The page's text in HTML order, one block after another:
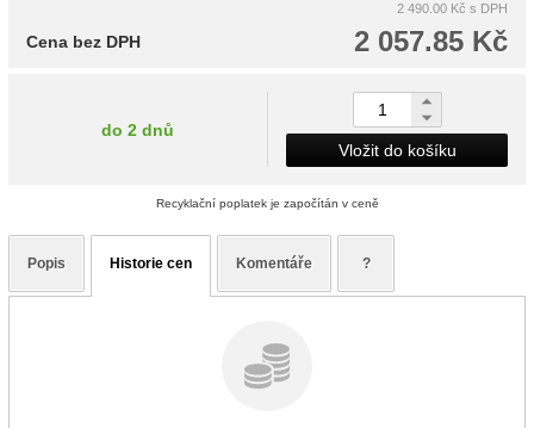
2 490.00 Kč s DPH
2 057.85 Kč
Cena bez DPH
do 2 dnů
Vložit do košíku
Recyklační poplatek je započítán v ceně
Popis Historie cen Komentáře ?